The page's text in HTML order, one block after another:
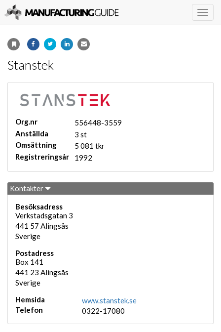
Stanstek
Org.nr
556448-3559
Anställda
3 st
Omsättning
5 081 tkr
Registreringsår
1992
Kontakter
Besöksadress
Verkstadsgatan 3
441 57 Alingsås
Sverige
Postadress
Box 141
441 23 Alingsås
Sverige
Hemsida
www.stanstek.se
Telefon
0322-17080